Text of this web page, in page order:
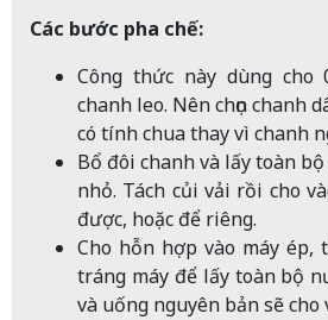
Các bước pha chế:
Công thức này dùng cho
chanh leo. Nên chọn chanh
có tính chua thay vì chanh
Bổ đôi chanh và lấy toàn
nhỏ. Tách củi vải rồi cho
được, hoặc để riêng.
Cho hỗn hợp vào máy ép,
tráng máy để lấy toàn bộ
và uống nguyên bản sẽ cho